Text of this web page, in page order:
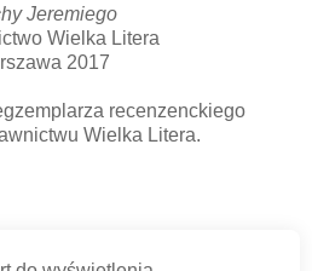
Jeremiego
Wielka Litera
2017
recenzenckiego
Wielka Litera.